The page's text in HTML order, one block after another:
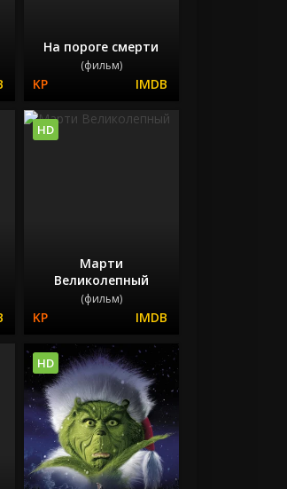
На пороге смерти
(фильм)
Марти
Великолепный
(фильм)
HD
HD